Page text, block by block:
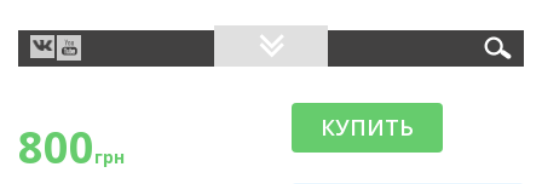
800грн
КУПИТЬ